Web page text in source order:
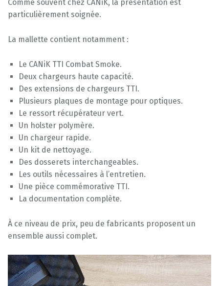
Comme souvent chez CANiK, la présentation est
particulièrement soignée.
La mallette contient notamment :
Le CANiK TTI Combat Smoke.
Deux chargeurs haute capacité.
Des extensions de chargeurs TTI.
Plusieurs plaques de montage pour optiques.
Le ressort récupérateur vert.
Un holster polymère.
Un chargeur rapide.
Un kit de nettoyage.
Des dosserets interchangeables.
Les outils nécessaires à l’entretien.
Une pièce commémorative TTI.
La documentation complète.
À ce niveau de prix, peu de fabricants proposent un
ensemble aussi complet.